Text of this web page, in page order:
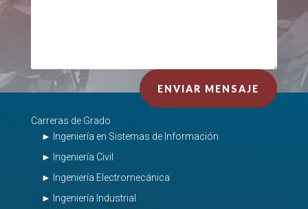
ENVIAR MENSAJE
Carreras de Grado
► Ingeniería en Sistemas de Información
► Ingeniería Civil
► Ingeniería Electromecánica
► Ingeniería Industrial